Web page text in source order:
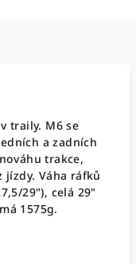
traily. M6 se
a zadních
trakce,
Váha ráfků
29"), celá 29"
1575g.